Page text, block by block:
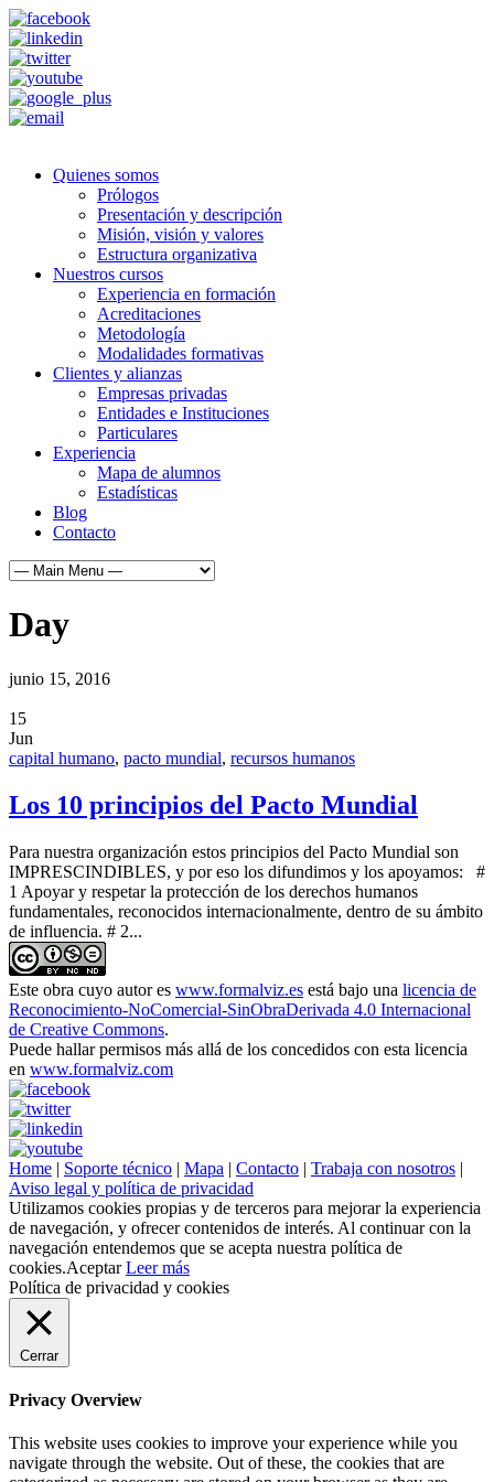
Quienes somos
Prólogos
Presentación y descripción
Misión, visión y valores
Estructura organizativa
Nuestros cursos
Experiencia en formación
Acreditaciones
Metodología
Modalidades formativas
Clientes y alianzas
Empresas privadas
Entidades e Instituciones
Particulares
Experiencia
Mapa de alumnos
Estadísticas
Blog
Contacto
Day
junio 15, 2016
15
Jun
capital humano, pacto mundial, recursos humanos
Los 10 principios del Pacto Mundial
Para nuestra organización estos principios del Pacto Mundial son
IMPRESCINDIBLES, y por eso los difundimos y los apoyamos: #
1 Apoyar y respetar la protección de los derechos humanos
fundamentales, reconocidos internacionalmente, dentro de su ámbito
de influencia. # 2...
Este obra cuyo autor es www.formalviz.es está bajo una licencia de
Reconocimiento-NoComercial-SinObraDerivada 4.0 Internacional
de Creative Commons.
Puede hallar permisos más allá de los concedidos con esta licencia
en www.formalviz.com
Home | Soporte técnico | Mapa | Contacto | Trabaja con nosotros |
Aviso legal y política de privacidad
Utilizamos cookies propias y de terceros para mejorar la experiencia
de navegación, y ofrecer contenidos de interés. Al continuar con la
navegación entendemos que se acepta nuestra política de
cookies.Aceptar Leer más
Política de privacidad y cookies
Cerrar
Privacy Overview
This website uses cookies to improve your experience while you
navigate through the website. Out of these, the cookies that are